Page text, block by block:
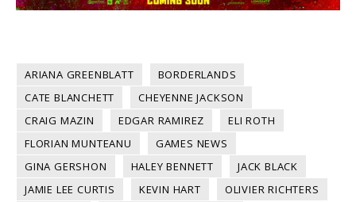
ARIANA GREENBLATT
BORDERLANDS
CATE BLANCHETT
CHEYENNE JACKSON
CRAIG MAZIN
EDGAR RAMIREZ
ELI ROTH
FLORIAN MUNTEANU
GAMES NEWS
GINA GERSHON
HALEY BENNETT
JACK BLACK
JAMIE LEE CURTIS
KEVIN HART OLIVIER RICHTERS